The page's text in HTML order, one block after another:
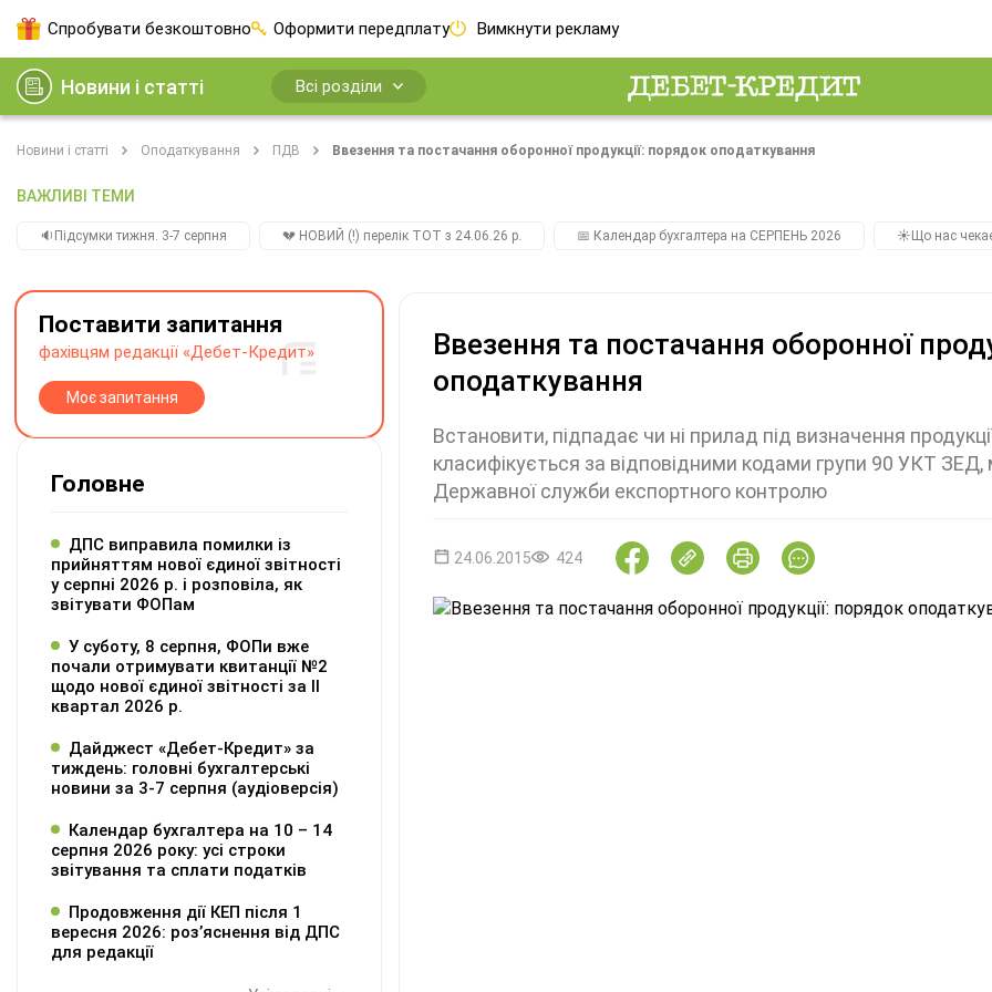
Спробувати безкоштовно Оформити передплату Вимкнути рекламу
Новини і статті Всі розділи
Новини і статті Оподаткування ПДВ Ввезення та постачання оборонної продукції: порядок оподаткування
ВАЖЛИВІ ТЕМИ
🔉Підсумки тижня. 3-7 серпня 💔 НОВИЙ (!) перелік ТОТ з 24.06.26 р. 📅 Календар бухгалтера на СЕРПЕНЬ 2026 ☀️Що нас
Ввезення та постачання оборонної
оподаткування
Встановити, підпадає чи ні прилад під визначення
класифікується за відповідними кодами групи 90 УКТ
Державної служби експортного контролю
24.06.2015 424
Поставити запитання
фахівцям редакції «Дебет-Кредит»
Моє запитання
Головне
ДПС виправила помилки із
прийняттям нової єдиної звітності
у серпні 2026 р. і розповіла, як
звітувати ФОПам
У суботу, 8 серпня, ФОПи вже
почали отримувати квитанції №2
щодо нової єдиної звітності за ІІ
квартал 2026 р.
Дайджест «Дебет-Кредит» за
тиждень: головні бухгалтерські
новини за 3-7 серпня (аудіоверсія)
Календар бухгалтера на 10 – 14
серпня 2026 року: усі строки
звітування та сплати податків
Продовження дії КЕП після 1
вересня 2026: розʼяснення від ДПС
для редакції